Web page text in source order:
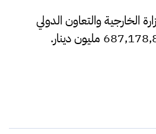
الخارجية والتعاون الدولي